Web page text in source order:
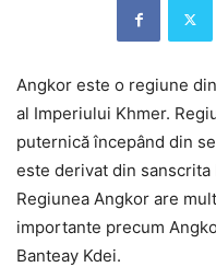
Angkor este o regiune
al Imperiului Khmer.
puternică începând din
este derivat din sanscrita
Regiunea Angkor are
importante precum
Banteay Kdei.